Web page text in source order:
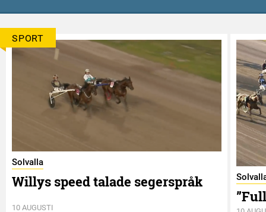
SPORT
Solvalla
Willys speed talade segerspråk
10 AUGUSTI